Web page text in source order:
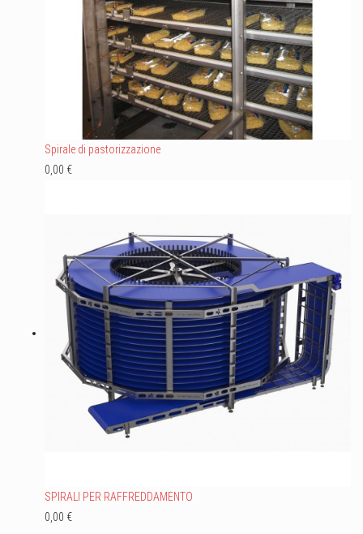
Spirale di pastorizzazione
0,00 €
SPIRALI PER RAFFREDDAMENTO
0,00 €